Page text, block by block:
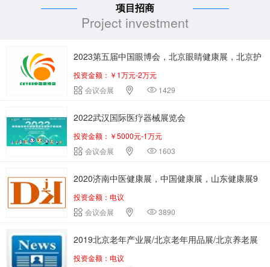
项目招商
Project investment
2023第五届中国眼博会，北京眼睛健康展，北京护
眼仪展
投资金额：￥1万元-2万元
会议会展
1429
2022武汉国际医疗器械展览会
投资金额：￥5000元-1万元
会议会展
1603
2020济南中医健康展，中国健康展，山东健康展9
月20日举办
投资金额：电议
会议会展
3890
2019北京老年产业展/北京老年用品展/北京养老展
投资金额：电议